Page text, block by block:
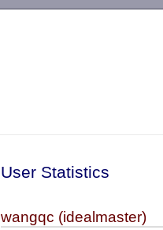
User Statistics
wangqc (idealmaster)